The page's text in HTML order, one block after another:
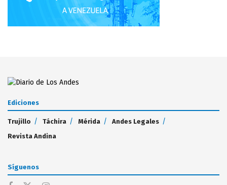
Ediciones
Trujillo Táchira Mérida
Andes Legales
Revista Andina
Síguenos